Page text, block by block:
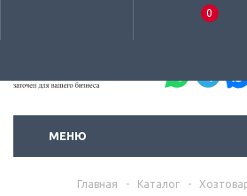
0
МЕНЮ
Главная - Каталог -